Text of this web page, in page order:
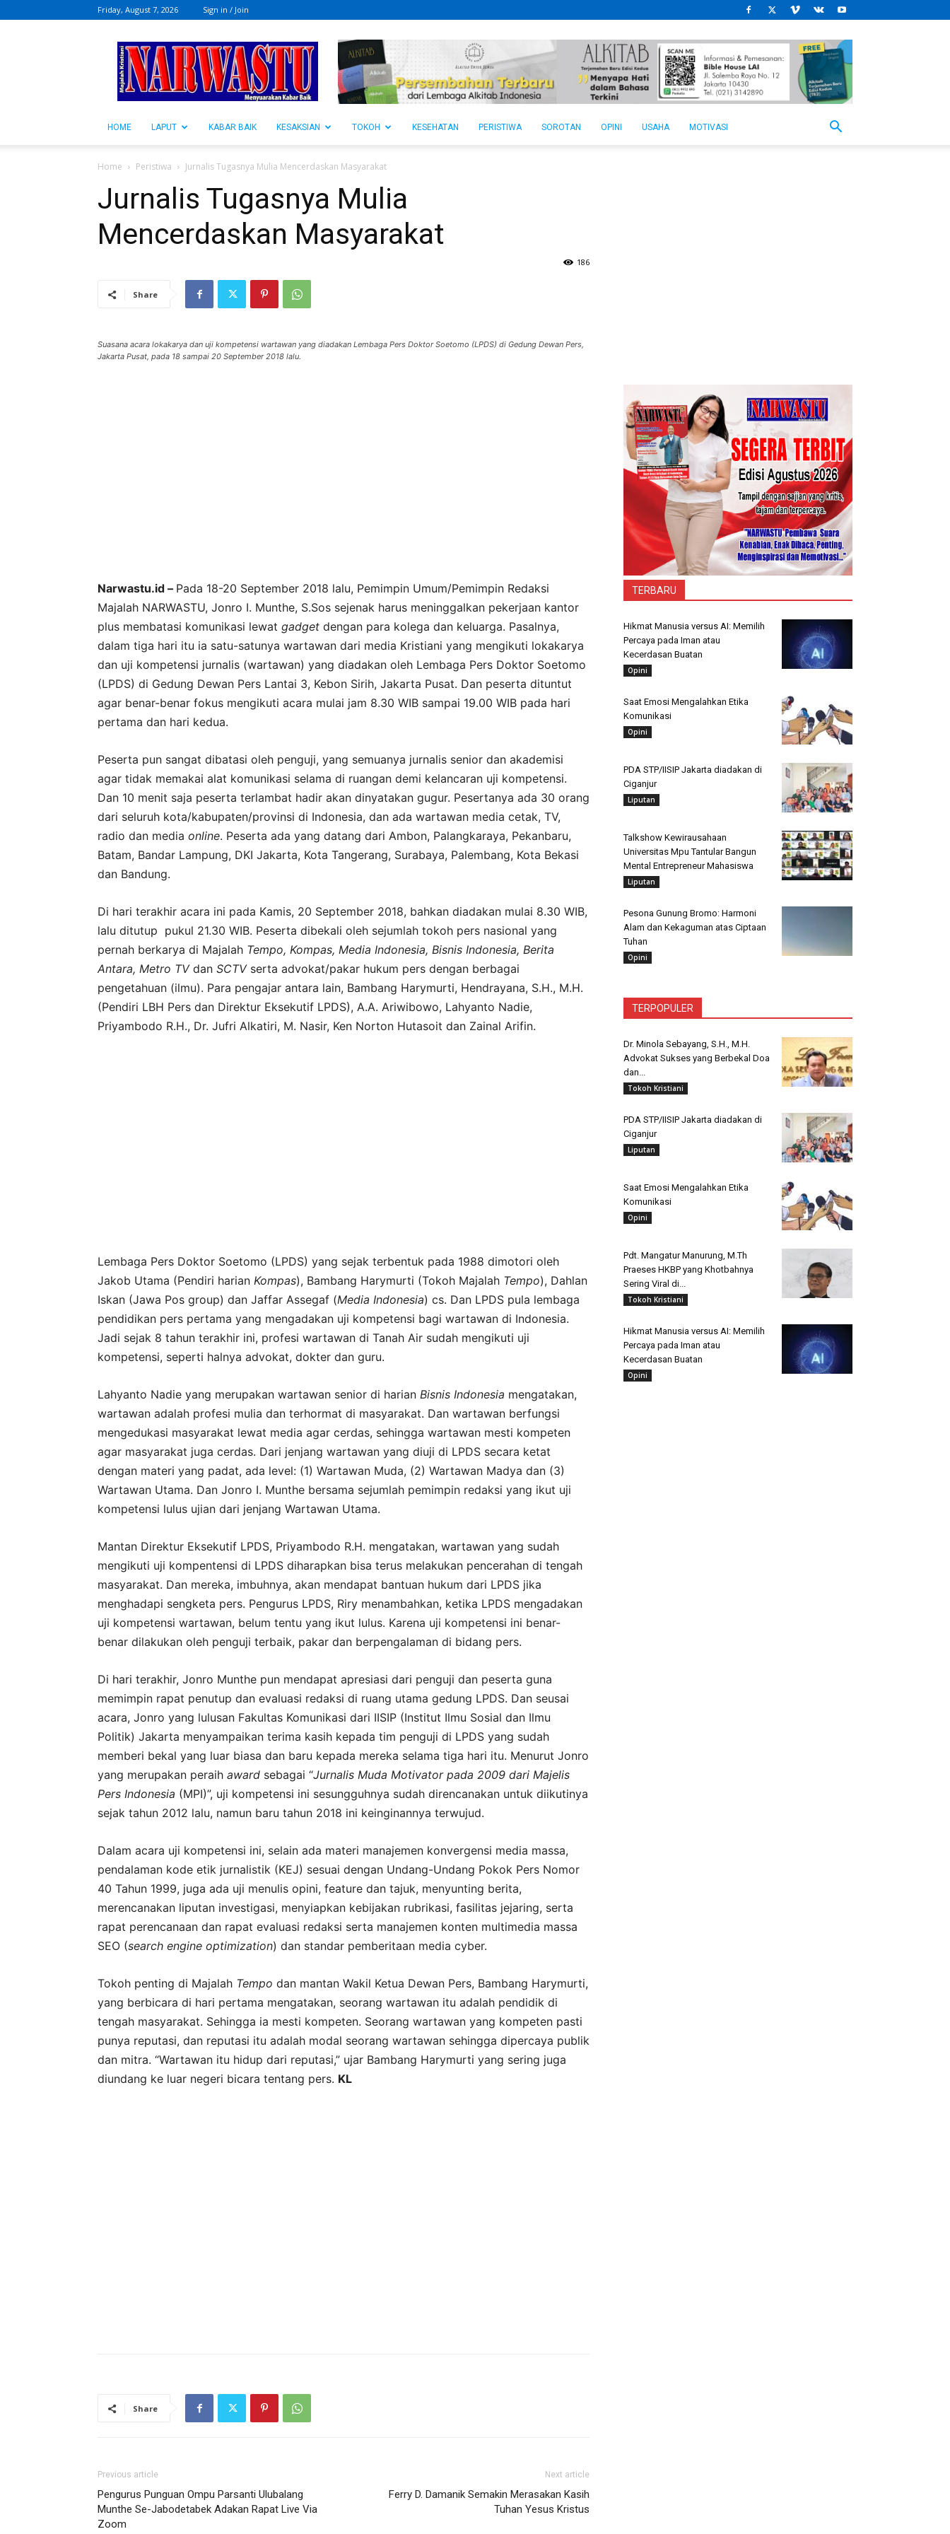
Friday, August 7, 2026 Sign in / Join
NARWASTU.ID
HOME LAPUT KABAR BAIK KESAKSIAN TOKOH KESEHATAN PERISTIWA SOROTAN OPINI USAHA MOTIVASI
Home Peristiwa Jurnalis Tugasnya Mulia Mencerdaskan Masyarakat
Jurnalis Tugasnya Mulia
Mencerdaskan Masyarakat
186
Share
Suasana acara lokakarya dan uji kompetensi wartawan yang diadakan Lembaga Pers Doktor Soetomo (LPDS) di Gedung Dewan Pers,
Jakarta Pusat, pada 18 sampai 20 September 2018 lalu.
Narwastu.id – Pada 18-20 September 2018 lalu, Pemimpin Umum/Pemimpin Redaksi
Majalah NARWASTU, Jonro I. Munthe, S.Sos sejenak harus meninggalkan pekerjaan kantor
plus membatasi komunikasi lewat gadget dengan para kolega dan keluarga. Pasalnya,
dalam tiga hari itu ia satu-satunya wartawan dari media Kristiani yang mengikuti lokakarya
dan uji kompetensi jurnalis (wartawan) yang diadakan oleh Lembaga Pers Doktor Soetomo
(LPDS) di Gedung Dewan Pers Lantai 3, Kebon Sirih, Jakarta Pusat. Dan peserta dituntut
agar benar-benar fokus mengikuti acara mulai jam 8.30 WIB sampai 19.00 WIB pada hari
pertama dan hari kedua.
Peserta pun sangat dibatasi oleh penguji, yang semuanya jurnalis senior dan akademisi
agar tidak memakai alat komunikasi selama di ruangan demi kelancaran uji kompetensi.
Dan 10 menit saja peserta terlambat hadir akan dinyatakan gugur. Pesertanya ada 30 orang
dari seluruh kota/kabupaten/provinsi di Indonesia, dan ada wartawan media cetak, TV,
radio dan media online. Peserta ada yang datang dari Ambon, Palangkaraya, Pekanbaru,
Batam, Bandar Lampung, DKI Jakarta, Kota Tangerang, Surabaya, Palembang, Kota Bekasi
dan Bandung.
Di hari terakhir acara ini pada Kamis, 20 September 2018, bahkan diadakan mulai 8.30 WIB,
lalu ditutup pukul 21.30 WIB. Peserta dibekali oleh sejumlah tokoh pers nasional yang
pernah berkarya di Majalah Tempo, Kompas, Media Indonesia, Bisnis Indonesia, Berita
Antara, Metro TVdan SCTVserta advokat/pakar hukum pers dengan berbagai
pengetahuan (ilmu). Para pengajar antara lain, Bambang Harymurti, Hendrayana, S.H., M.H.
(Pendiri LBH Pers dan Direktur Eksekutif LPDS), A.A. Ariwibowo, Lahyanto Nadie,
Priyambodo R.H., Dr. Jufri Alkatiri, M. Nasir, Ken Norton Hutasoit dan Zainal Arifin.
Lembaga Pers Doktor Soetomo (LPDS) yang sejak terbentuk pada 1988 dimotori oleh
Jakob Utama (Pendiri harian Kompas), Bambang Harymurti (Tokoh Majalah Tempo), Dahlan
Iskan (Jawa Pos group) dan Jaffar Assegaf (Media Indonesia) cs. Dan LPDS pula lembaga
pendidikan pers pertama yang mengadakan uji kompetensi bagi wartawan di Indonesia.
Jadi sejak 8 tahun terakhir ini, profesi wartawan di Tanah Air sudah mengikuti uji
kompetensi, seperti halnya advokat, dokter dan guru.
Lahyanto Nadie yang merupakan wartawan senior di harian Bisnis Indonesia mengatakan,
wartawan adalah profesi mulia dan terhormat di masyarakat. Dan wartawan berfungsi
mengedukasi masyarakat lewat media agar cerdas, sehingga wartawan mesti kompeten
agar masyarakat juga cerdas. Dari jenjang wartawan yang diuji di LPDS secara ketat
dengan materi yang padat, ada level: (1) Wartawan Muda, (2) Wartawan Madya dan (3)
Wartawan Utama. Dan Jonro I. Munthe bersama sejumlah pemimpin redaksi yang ikut uji
kompetensi lulus ujian dari jenjang Wartawan Utama.
Mantan Direktur Eksekutif LPDS, Priyambodo R.H. mengatakan, wartawan yang sudah
mengikuti uji kompentensi di LPDS diharapkan bisa terus melakukan pencerahan di tengah
masyarakat. Dan mereka, imbuhnya, akan mendapat bantuan hukum dari LPDS jika
menghadapi sengketa pers. Pengurus LPDS, Riry menambahkan, ketika LPDS mengadakan
uji kompetensi wartawan, belum tentu yang ikut lulus. Karena uji kompetensi ini benar-
benar dilakukan oleh penguji terbaik, pakar dan berpengalaman di bidang pers.
Di hari terakhir, Jonro Munthe pun mendapat apresiasi dari penguji dan peserta guna
memimpin rapat penutup dan evaluasi redaksi di ruang utama gedung LPDS. Dan seusai
acara, Jonro yang lulusan Fakultas Komunikasi dari IISIP (Institut Ilmu Sosial dan Ilmu
Politik) Jakarta menyampaikan terima kasih kepada tim penguji di LPDS yang sudah
memberi bekal yang luar biasa dan baru kepada mereka selama tiga hari itu. Menurut Jonro
yang merupakan peraih award sebagai “Jurnalis Muda Motivator pada 2009 dari Majelis
Pers Indonesia (MPI)”, uji kompetensi ini sesungguhnya sudah direncanakan untuk diikutinya
sejak tahun 2012 lalu, namun baru tahun 2018 ini keinginannya terwujud.
Dalam acara uji kompetensi ini, selain ada materi manajemen konvergensi media massa,
pendalaman kode etik jurnalistik (KEJ) sesuai dengan Undang-Undang Pokok Pers Nomor
40 Tahun 1999, juga ada uji menulis opini, feature dan tajuk, menyunting berita,
merencanakan liputan investigasi, menyiapkan kebijakan rubrikasi, fasilitas jejaring, serta
rapat perencanaan dan rapat evaluasi redaksi serta manajemen konten multimedia massa
SEO (search engine optimization) dan standar pemberitaan media cyber.
Tokoh penting di Majalah Tempo dan mantan Wakil Ketua Dewan Pers, Bambang Harymurti,
yang berbicara di hari pertama mengatakan, seorang wartawan itu adalah pendidik di
tengah masyarakat. Sehingga ia mesti kompeten. Seorang wartawan yang kompeten pasti
punya reputasi, dan reputasi itu adalah modal seorang wartawan sehingga dipercaya publik
dan mitra. “Wartawan itu hidup dari reputasi,” ujar Bambang Harymurti yang sering juga
diundang ke luar negeri bicara tentang pers. KL
Share
Previous article
Pengurus Punguan Ompu Parsanti Ulubalang
Munthe Se-Jabodetabek Adakan Rapat Live Via
Zoom
Next article
Ferry D. Damanik Semakin Merasakan Kasih
Tuhan Yesus Kristus
TERBARU
Hikmat Manusia versus AI: Memilih
Percaya pada Iman atau
Kecerdasan Buatan
Opini
Saat Emosi Mengalahkan Etika
Komunikasi
Opini
PDA STP/IISIP Jakarta diadakan di
Ciganjur
Liputan
Talkshow Kewirausahaan
Universitas Mpu Tantular Bangun
Mental Entrepreneur Mahasiswa
Liputan
Pesona Gunung Bromo: Harmoni
Alam dan Kekaguman atas Ciptaan
Tuhan
Opini
TERPOPULER
Dr. Minola Sebayang, S.H., M.H.
Advokat Sukses yang Berbekal Doa
dan...
Tokoh Kristiani
PDA STP/IISIP Jakarta diadakan di
Ciganjur
Liputan
Saat Emosi Mengalahkan Etika
Komunikasi
Opini
Pdt. Mangatur Manurung, M.Th
Praeses HKBP yang Khotbahnya
Sering Viral di...
Tokoh Kristiani
Hikmat Manusia versus AI: Memilih
Percaya pada Iman atau
Kecerdasan Buatan
Opini